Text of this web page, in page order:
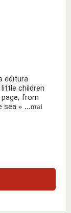
editura
children
from
sea » ...mai